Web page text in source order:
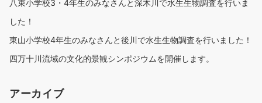
八束小学校3・4年生のみなさんと深木川で水生生物調査を行いま
した！
東山小学校4年生のみなさんと後川で水生生物調査を行いました！
四万十川流域の文化的景観シンポジウムを開催します。
アーカイブ